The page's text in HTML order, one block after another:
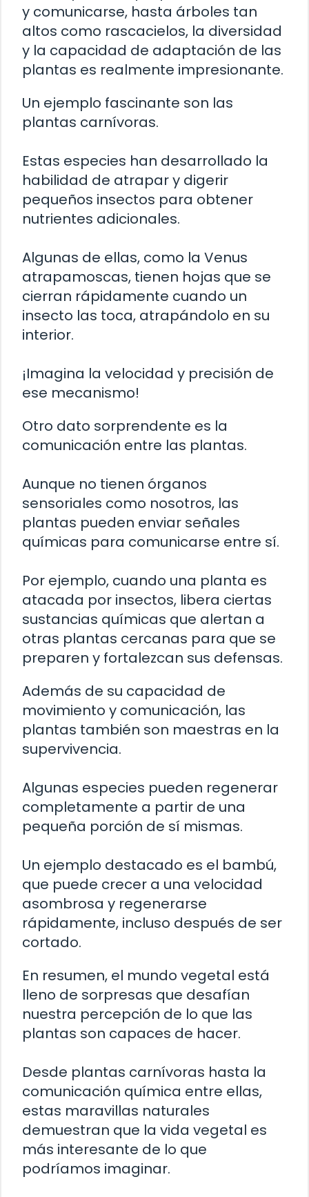
y comunicarse, hasta árboles tan
altos como rascacielos, la diversidad
y la capacidad de adaptación de las
plantas es realmente impresionante.
Un ejemplo fascinante son las
plantas carnívoras.
Estas especies han desarrollado la
habilidad de atrapar y digerir
pequeños insectos para obtener
nutrientes adicionales.
Algunas de ellas, como la Venus
atrapamoscas, tienen hojas que se
cierran rápidamente cuando un
insecto las toca, atrapándolo en su
interior.
¡Imagina la velocidad y precisión de
ese mecanismo!
Otro dato sorprendente es la
comunicación entre las plantas.
Aunque no tienen órganos
sensoriales como nosotros, las
plantas pueden enviar señales
químicas para comunicarse entre sí.
Por ejemplo, cuando una planta es
atacada por insectos, libera ciertas
sustancias químicas que alertan a
otras plantas cercanas para que se
preparen y fortalezcan sus defensas.
Además de su capacidad de
movimiento y comunicación, las
plantas también son maestras en la
supervivencia.
Algunas especies pueden regenerar
completamente a partir de una
pequeña porción de sí mismas.
Un ejemplo destacado es el bambú,
que puede crecer a una velocidad
asombrosa y regenerarse
rápidamente, incluso después de ser
cortado.
En resumen, el mundo vegetal está
lleno de sorpresas que desafían
nuestra percepción de lo que las
plantas son capaces de hacer.
Desde plantas carnívoras hasta la
comunicación química entre ellas,
estas maravillas naturales
demuestran que la vida vegetal es
más interesante de lo que
podríamos imaginar.